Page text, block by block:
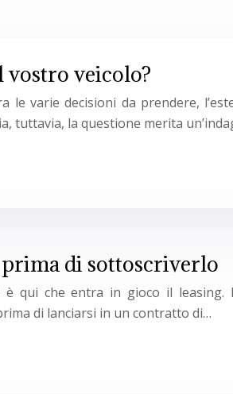
vostro veicolo?
varie decisioni da prendere,
tuttavia, la questione merita
prima di sottoscriverlo
è qui che entra in gioco il
di lanciarsi in un contratto di…